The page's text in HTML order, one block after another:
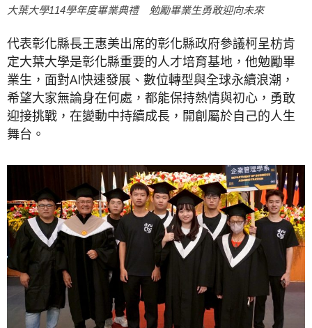
大葉大學114學年度畢業典禮 勉勵畢業生勇敢迎向未來
代表彰化縣長王惠美出席的彰化縣政府參議柯呈枋肯
定大葉大學是彰化縣重要的人才培育基地，他勉勵畢
業生，面對AI快速發展、數位轉型與全球永續浪潮，
希望大家無論身在何處，都能保持熱情與初心，勇敢
迎接挑戰，在變動中持續成長，開創屬於自己的人生
舞台。